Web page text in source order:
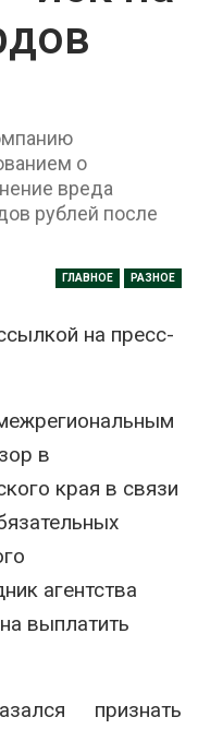
о
вреда
рублей после
ГЛАВНОЕ РАЗНОЕ
на пресс-
в
края в связи
агентства
выплатить
признать